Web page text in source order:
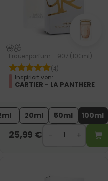
Frauenparfum – 907 (100ml)
(4)
Inspiriert von:
CARTIER - LA PANTHERE
2ml 20ml 50ml 100ml
25,99 €